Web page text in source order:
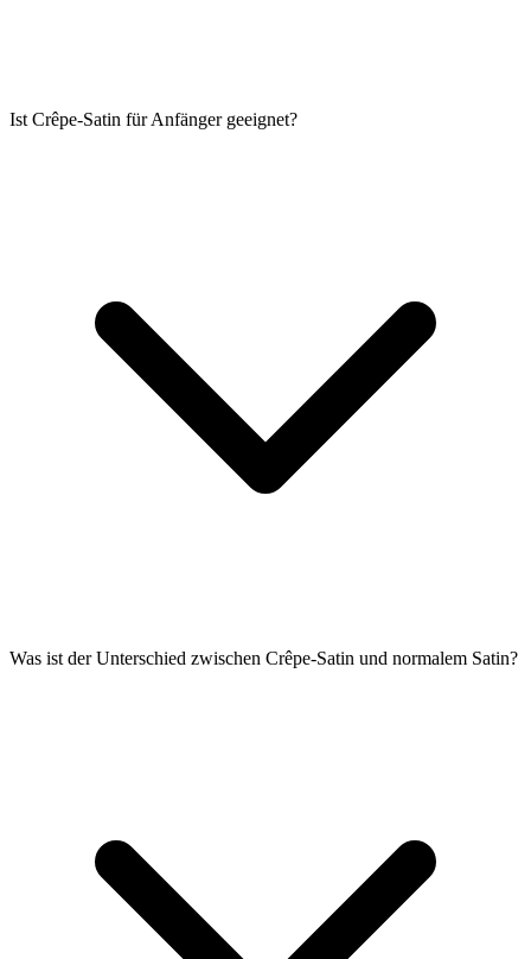
Ist Crêpe-Satin für Anfänger geeignet?
Was ist der Unterschied zwischen Crêpe-Satin und normalem Satin?